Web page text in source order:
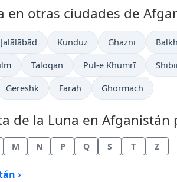
en otras ciudades de
Jalālābād Kunduz Ghazni Balkh
Taloqan Pul-e Khumrī
Gereshk Farah Ghormach
de la Luna en
M N P Q S T Z
›